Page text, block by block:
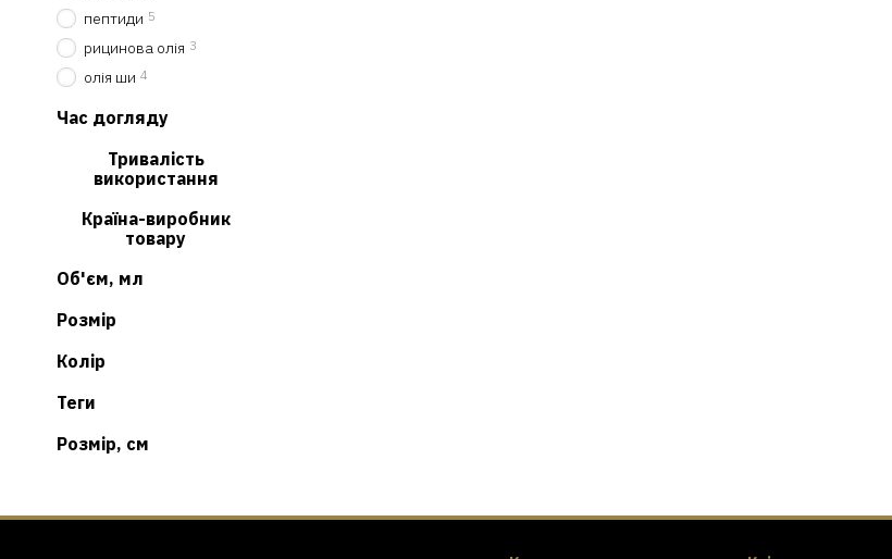
пептиди 5
рицинова олія 3
олія ши 4
Час догляду
Тривалість
використання
Країна-виробник
товару
Об'єм, мл
Розмір
Колір
Теги
Розмір, см